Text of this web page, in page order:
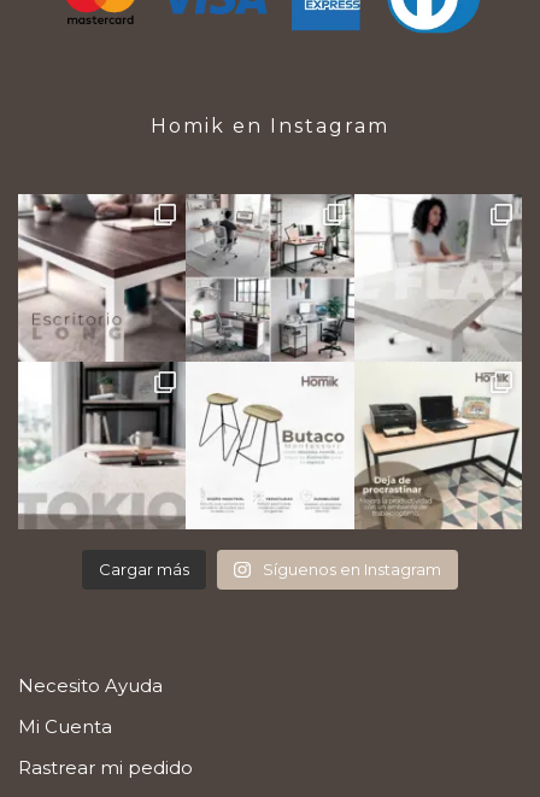
Homik en Instagram
Cargar más Síguenos en Instagram
Necesito Ayuda
Mi Cuenta
Rastrear mi pedido